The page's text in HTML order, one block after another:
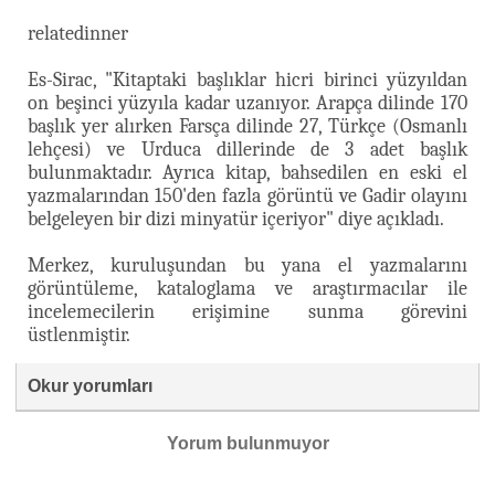
relatedinner
Es-Sirac, "Kitaptaki başlıklar hicri birinci yüzyıldan
on beşinci yüzyıla kadar uzanıyor. Arapça dilinde 170
başlık yer alırken Farsça dilinde 27, Türkçe (Osmanlı
lehçesi) ve Urduca dillerinde de 3 adet başlık
bulunmaktadır. Ayrıca kitap, bahsedilen en eski el
yazmalarından 150'den fazla görüntü ve Gadir olayını
belgeleyen bir dizi minyatür içeriyor" diye açıkladı.
Merkez, kuruluşundan bu yana el yazmalarını
görüntüleme, kataloglama ve araştırmacılar ile
incelemecilerin erişimine sunma görevini
üstlenmiştir.
Okur yorumları
Yorum bulunmuyor